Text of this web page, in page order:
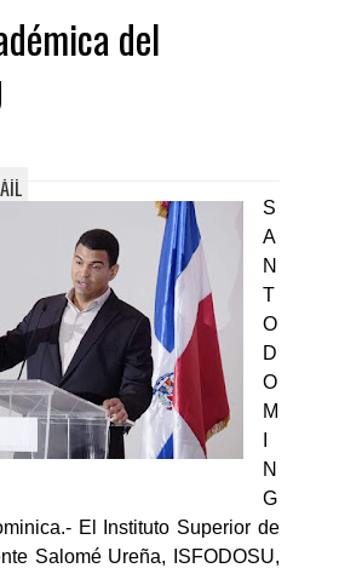
del
S
A
N
T
O
D
O
M
N
G
El Instituto Superior de
Salomé Ureña, ISFODOSU,